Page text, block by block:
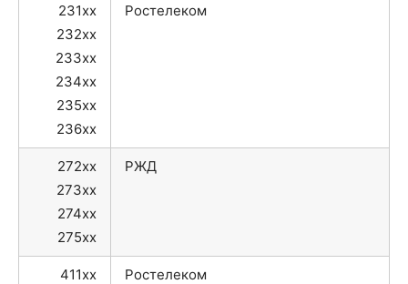
231xx
232xx
233xx
234xx
235xx
236xx
Ростелеком
272xx
273xx
274xx
275xx
РЖД
411xx
Ростелеком